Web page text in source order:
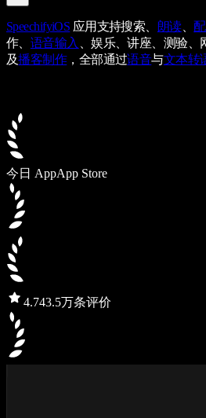
SpeechifyiOS 应用支持搜索、 朗读、
作、 语音输入
、娱乐、讲座、测验
及播客制作，全部通过语音与文本转
今日 AppApp Store
4.743.5万条评价